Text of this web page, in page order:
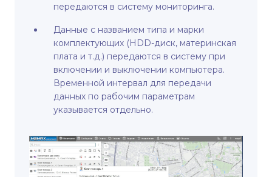
передаются в систему мониторинга.
Данные с названием типа и марки
комплектующих (HDD-диск, материнская
плата и т.д.) передаются в систему при
включении и выключении компьютера.
Временной интервал для передачи
данных по рабочим параметрам
указывается отдельно.